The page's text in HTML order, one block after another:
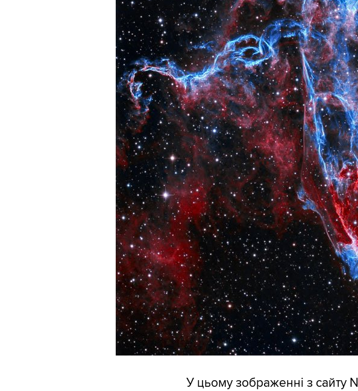
У цьому зображенні з сайту